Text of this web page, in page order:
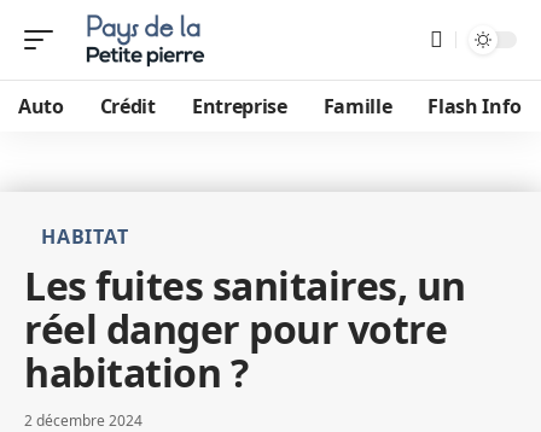
Auto Crédit Entreprise Famille Flash Info
HABITAT
Les fuites sanitaires, un
réel danger pour votre
habitation ?
2 décembre 2024